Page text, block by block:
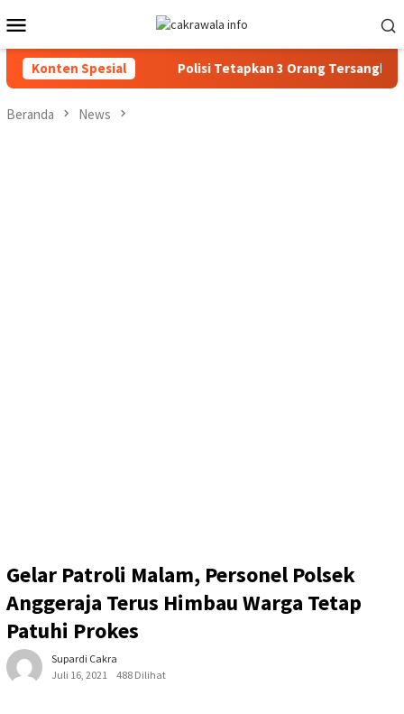
ke
kontenMobile
Konten SpesialPolisi Tetapkan 3 Orang Tersangka Baru
Beranda News
Gelar Patroli Malam, Personel Polsek
Anggeraja Terus Himbau Warga Tetap
Patuhi Prokes
Supardi Cakra
Juli 16, 2021
488 Dilihat